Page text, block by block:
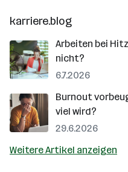
karriere.blog
Arbeiten bei
nicht?
6.7.2026
Burnout
viel wird?
29.6.2026
Weitere Artikel anzeigen